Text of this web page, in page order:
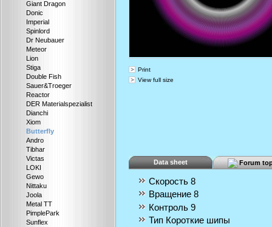
Giant Dragon
Donic
Imperial
Spinlord
Dr Neubauer
Meteor
Lion
Stiga
Double Fish
Sauer&Troeger
Reactor
DER Materialspezialist
Dianchi
Xiom
Butterfly
Andro
Tibhar
Victas
LOKI
Gewo
Nittaku
Joola
Metal TT
PimplePark
Sunflex
Print
View full size
Data sheet Forum
Скорость 8
Вращение 8
Контроль 9
Тип Короткие шипы